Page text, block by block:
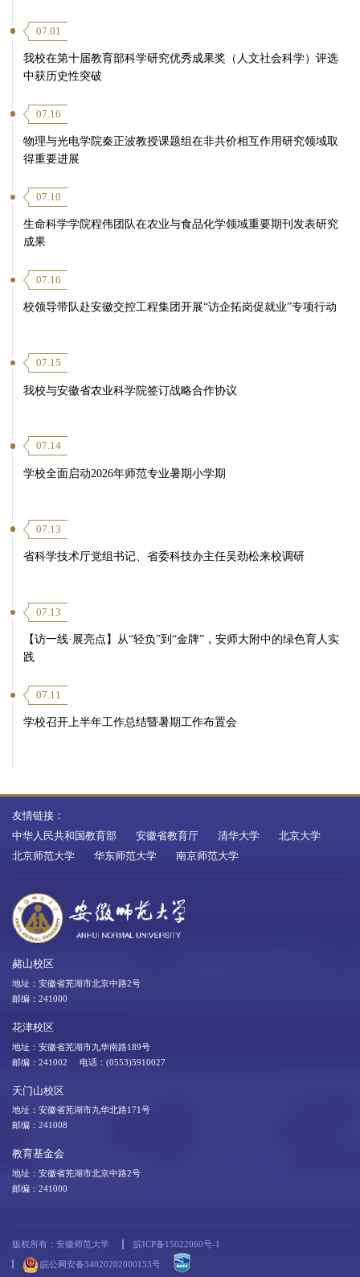
07.01
我校在第十届教育部科学研究优秀成果奖（人文社会科学）评选
中获历史性突破
07.16
物理与光电学院秦正波教授课题组在非共价相互作用研究领域取
得重要进展
07.10
生命科学学院程伟团队在农业与食品化学领域重要期刊发表研究
成果
07.16
校领导带队赴安徽交控工程集团开展“访企拓岗促就业”专项行动
07.15
我校与安徽省农业科学院签订战略合作协议
07.14
学校全面启动2026年师范专业暑期小学期
07.13
省科学技术厅党组书记、省委科技办主任吴劲松来校调研
07.13
【访一线·展亮点】从“轻负”到“金牌”，安师大附中的绿色育人实
践
07.11
学校召开上半年工作总结暨暑期工作布置会
友情链接：
中华人民共和国教育部
安徽省教育厅 清华大学
北京大学
北京师范大学
华东师范大学 南京师范大学
赭山校区
地址：安徽省芜湖市北京中路2号
邮编：241000
花津校区
地址：安徽省芜湖市九华南路189号
邮编：241002 电话：(0553)5910027
天门山校区
地址：安徽省芜湖市九华北路171号
邮编：241008
教育基金会
地址：安徽省芜湖市北京中路2号
邮编：241000
版权所有：安徽师范大学 皖ICP备15022060号-1
皖公网安备34020202000153号